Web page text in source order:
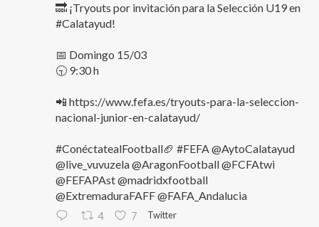
🔜 ¡Tryouts por invitación para la Selección U19 en
#Calatayud!
📅 Domingo 15/03
🕤 9:30 h
📲 https://www.fefa.es/tryouts-para-la-seleccion-
nacional-junior-en-calatayud/
#ConéctatealFootball🏈 #FEFA @AytoCalatayud
@live_vuvuzela @AragonFootball @FCFAtwi
@FEFAPAst @madridxfootball
@ExtremaduraFAFF @FAFA_Andalucia
4 7 Twitter